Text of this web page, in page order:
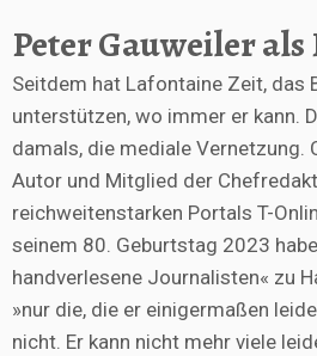
Peter Gauweiler
Seitdem hat Lafontaine Zeit, das
unterstützen, wo immer er kann.
damals, die mediale Vernetzung.
Autor und Mitglied der
reichweitenstarken Portals T-
seinem 80. Geburtstag 2023
handverlesene Journalisten« zu
»nur die, die er einigermaßen
nicht. Er kann nicht mehr viele